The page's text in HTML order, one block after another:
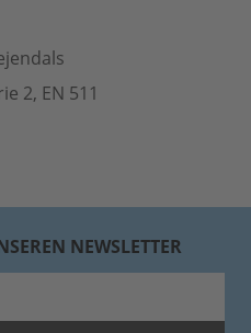
2, EN 511
NEWSLETTER